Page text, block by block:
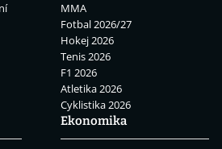
MMA
Fotbal 2026/27
Hokej 2026
Tenis 2026
F1 2026
Atletika 2026
Cyklistika 2026
Ekonomika